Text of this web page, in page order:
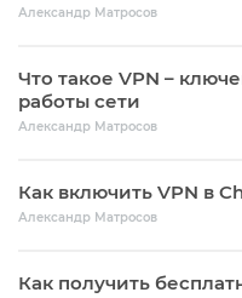
Александр Матросов
Что такое VPN –
работы сети
Александр Матросов
Как включить VPN в
Александр Матросов
Как получить